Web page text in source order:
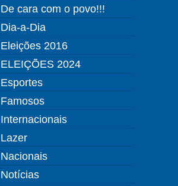
De cara com o povo!!!
Dia-a-Dia
Eleições 2016
ELEIÇÕES 2024
Esportes
Famosos
Internacionais
Lazer
Nacionais
Notícias